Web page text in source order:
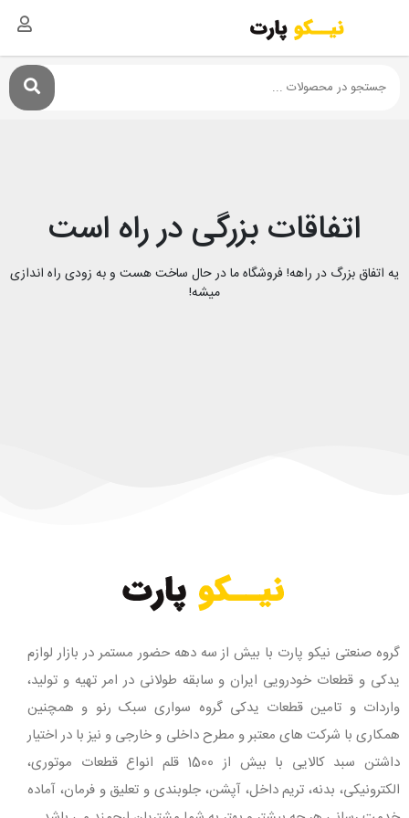
اتفاقات بزرگی در راه است
یه اتفاق بزرگ در راهه! فروشگاه ما در حال ساخت هست و به زودی راه اندازی
میشه!
گروه صنعتی نیکو پارت با بیش از سه دهه حضور مستمر در بازار لوازم
یدکی و قطعات خودرویی ایران و سابقه طولانی در امر تهیه و تولید،
واردات و تامین قطعات یدکی گروه سواری سبک رنو و همچنین
همکاری با شرکت های معتبر و مطرح داخلی و خارجی و نیز با در اختیار
داشتن سبد کالایی با بیش از 1500 قلم انواع قطعات موتوری،
الکترونیکی، بدنه، تریم داخل، آپشن، جلوبندی و تعلیق و فرمان، آماده